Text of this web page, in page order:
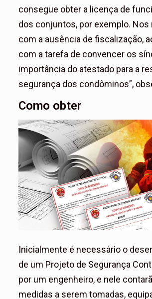
consegue obter a licença de
dos conjuntos, por exemplo. Nos
com a ausência de fiscalização,
com a tarefa de convencer os
importância do atestado para a
segurança dos condôminos”,
Como obter
Inicialmente é necessário o
de um Projeto de Segurança
por um engenheiro, e nele
medidas a serem tomadas,